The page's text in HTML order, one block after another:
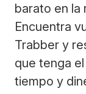
barato en la
Encuentra
Trabber y
que tenga
tiempo y